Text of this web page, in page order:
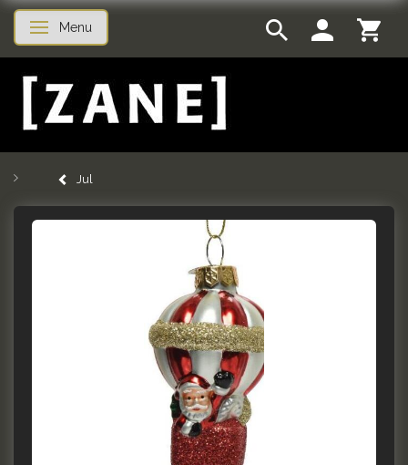
Skifte navigation
Menu
Jul